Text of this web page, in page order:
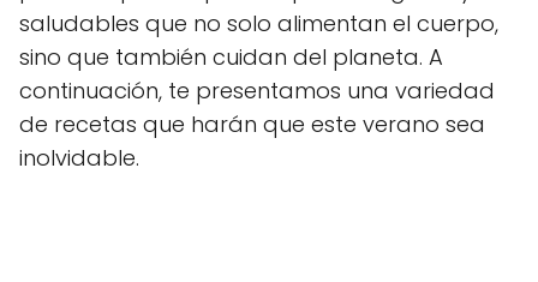
saludables que no solo alimentan el cuerpo,
sino que también cuidan del planeta. A
continuación, te presentamos una variedad
de recetas que harán que este verano sea
inolvidable.